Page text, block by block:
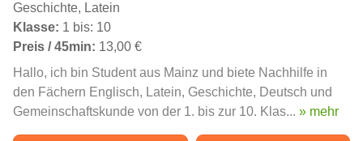
Geschichte, Latein
Klasse: 1 bis: 10
Preis / 45min: 13,00 €
Hallo, ich bin Student aus Mainz und biete Nachhilfe in
den Fächern Englisch, Latein, Geschichte, Deutsch und
Gemeinschaftskunde von der 1. bis zur 10. Klas... » mehr